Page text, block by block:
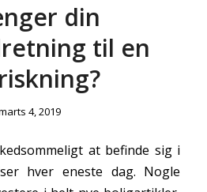
din
til en
4, 2019
at befinde sig i
hver eneste dag. Nogle